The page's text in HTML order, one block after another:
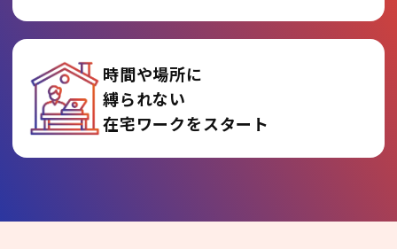
時間や場所に
縛られない
在宅ワークをスタート